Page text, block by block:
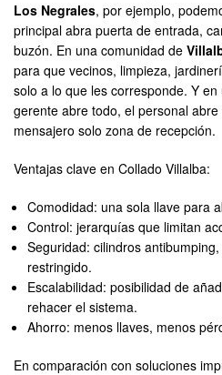
Los Negrales, por ejemplo,
principal abra puerta de entrada,
buzón. En una comunidad de
para que vecinos, limpieza,
solo a lo que les corresponde. Y
gerente abre todo, el personal
mensajero solo zona de recepción.
Ventajas clave en Collado Villalba:
Comodidad: una sola llave para
Control: jerarquías que limitan
Seguridad: cilindros
restringido.
Escalabilidad: posibilidad de
rehacer el sistema.
Ahorro: menos llaves, menos
En comparación con soluciones